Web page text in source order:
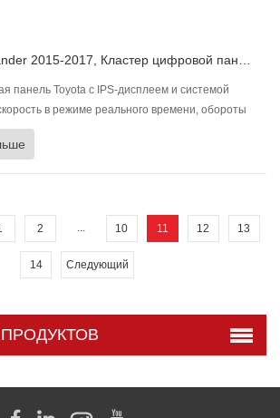
панель Toyota с IPS-дисплеем и системой
в режиме реального времени, обороты
состояние двигателя и давление в
и быструю синхронизацию.
2 10 11 12 13
14 Следующий